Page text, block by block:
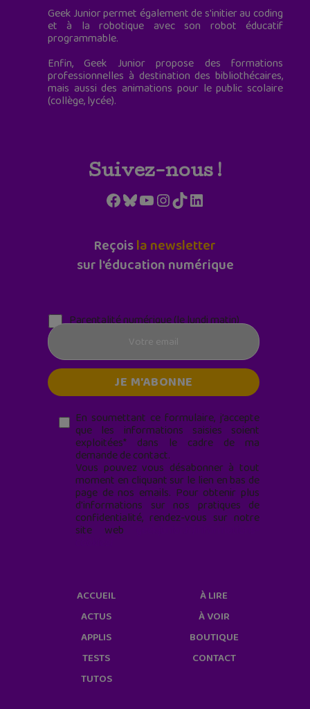
Geek Junior permet également de s'initier au coding
et à la robotique avec son robot éducatif
programmable.
Enfin, Geek Junior propose des formations
professionnelles à destination des bibliothécaires,
mais aussi des animations pour le public scolaire
(collège, lycée).
Suivez-nous !
Facebook
Bluesky
YouTube
Instagram
TikTokLinkedIn
Reçoisla newsletter
sur l'éducation numérique
Parentalité numérique (le lundi matin)
En soumettant ce formulaire, j’accepte
que les informations saisies soient
exploitées* dans le cadre de ma
demande de contact.
Vous pouvez vous désabonner à tout
moment en cliquant sur le lien en bas de
page de nos emails. Pour obtenir plus
d'informations sur nos pratiques de
confidentialité, rendez-vous sur notre
site web
ACCUEIL
ACTUS
APPLIS
TESTS
TUTOS
À LIRE
À VOIR
BOUTIQUE
CONTACT